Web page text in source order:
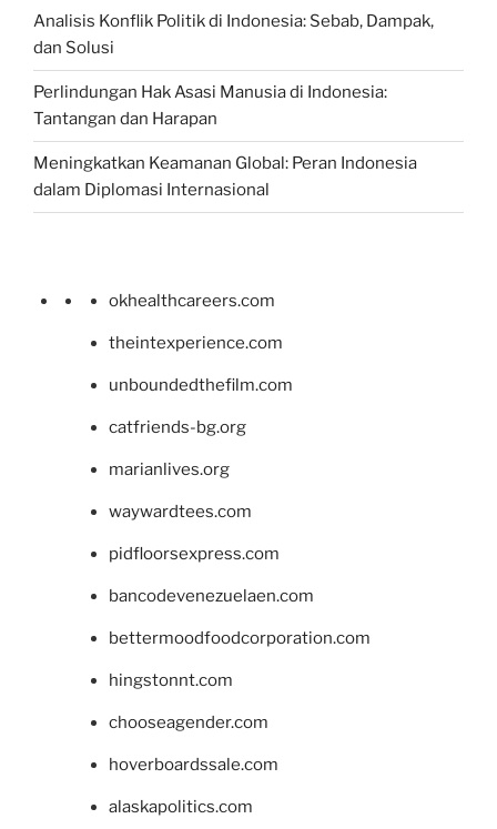
Analisis Konflik Politik di Indonesia: Sebab, Dampak,
dan Solusi
Perlindungan Hak Asasi Manusia di Indonesia:
Tantangan dan Harapan
Meningkatkan Keamanan Global: Peran Indonesia
dalam Diplomasi Internasional
okhealthcareers.com
theintexperience.com
unboundedthefilm.com
catfriends-bg.org
marianlives.org
waywardtees.com
pidfloorsexpress.com
bancodevenezuelaen.com
bettermoodfoodcorporation.com
hingstonnt.com
chooseagender.com
hoverboardssale.com
alaskapolitics.com